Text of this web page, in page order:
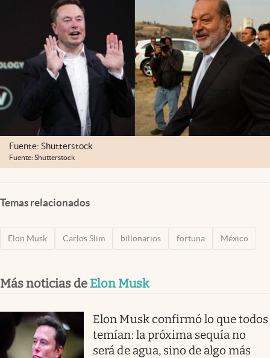
abre en nueva pestaña
México
Fuente: Shutterstock
Fuente: Shutterstock
Temas relacionados
Elon Musk Carlos Slim billonarios fortuna México
Más noticias de Elon Musk
Elon Musk confirmó lo que todos
temían: la próxima sequía no
será de agua, sino de algo más